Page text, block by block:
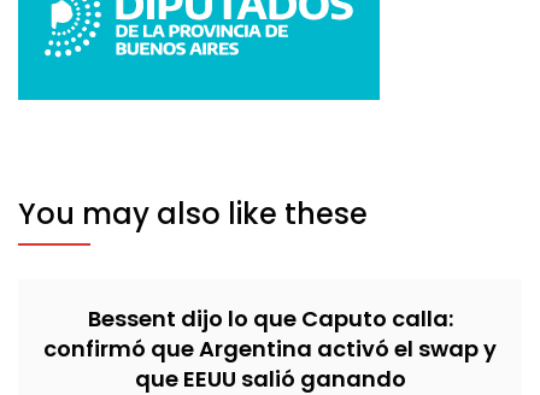
You may also like these
Bessent dijo lo que Caputo calla:
confirmó que Argentina activó el swap y
que EEUU salió ganando